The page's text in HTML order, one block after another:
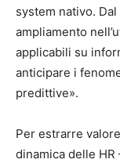
system nativo.
ampliamento
applicabili su
anticipare i
predittive».
Per estrarre
dinamica delle HR